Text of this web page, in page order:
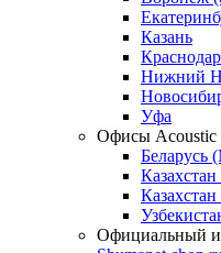
Казань
Краснодар
Нижний
Уфа
Офисы Acoustic
Беларусь
Официальный